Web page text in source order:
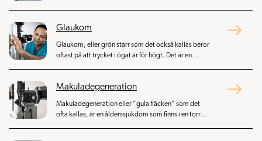
Glaukom
Glaukom, eller grön starr som det också kallas beror
oftast på att trycket i ögat är för högt. Det är en
Makuladegeneration
Makuladegeneration eller “gula fläcken” som det
ofta kallas, är en ålderssjukdom som finns i en torr